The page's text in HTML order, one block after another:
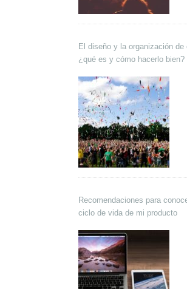
El diseño y la organización de
¿qué es y cómo hacerlo bien?
Recomendaciones para
ciclo de vida de mi producto